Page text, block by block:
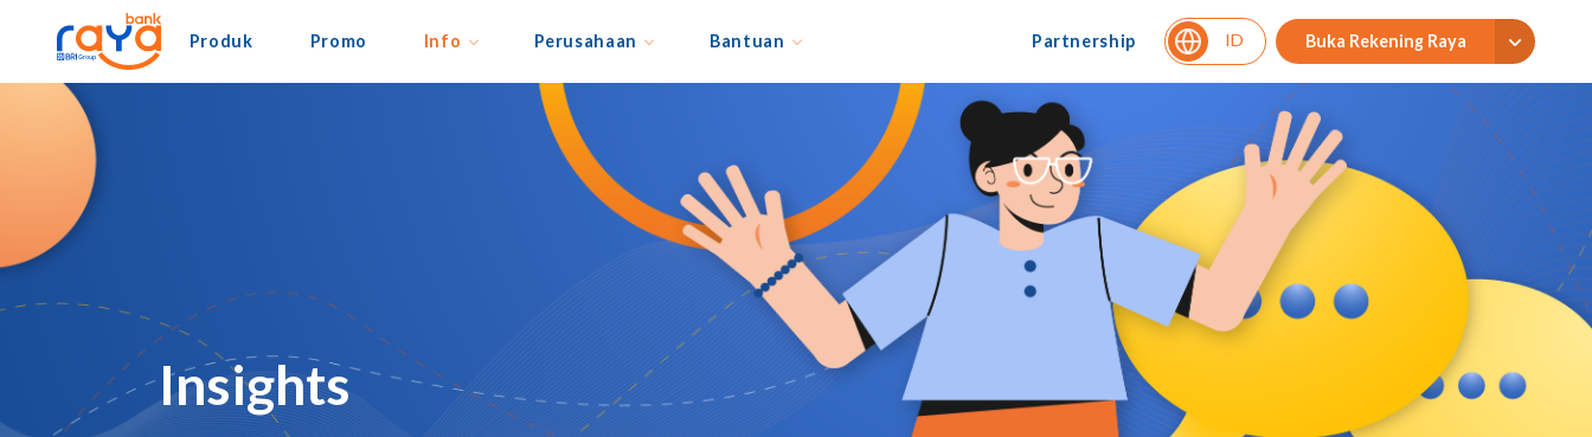
Produk Promo Info Perusahaan Bantuan Partnership ID Buka Rekening Raya
Insights